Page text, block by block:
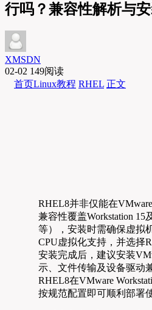
行吗？兼容性解析与
XMSDN
02-02 149阅读
首页Linux教程 RHEL 正文
RHEL8并非仅能在
兼容性覆盖Workstation 15
等），安装时需确保虚拟
CPU虚拟化支持，并选择
安装完成后，建议安装
示、文件传输及设备驱动
RHEL8在VMware
按规范配置即可顺利部署